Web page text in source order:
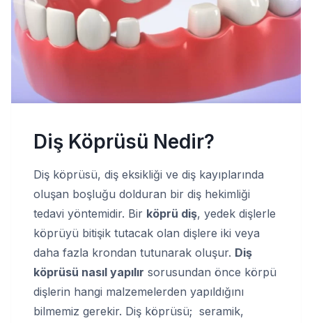
Diş Köprüsü Nedir?
Diş köprüsü, diş eksikliği ve diş kayıplarında
oluşan boşluğu dolduran bir diş hekimliği
tedavi yöntemidir. Bir köprü diş, yedek dişlerle
köprüyü bitişik tutacak olan dişlere iki veya
daha fazla krondan tutunarak oluşur. Diş
köprüsü nasıl yapılır sorusundan önce körpü
dişlerin hangi malzemelerden yapıldığını
bilmemiz gerekir. Diş köprüsü; seramik,